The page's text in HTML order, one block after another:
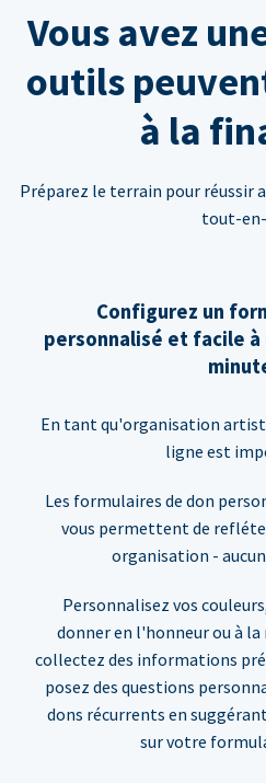
Vous avez
outils
à la
Préparez le terrain pour réussir
tout-
Configurez un
personnalisé et facile
En tant qu'organisation
ligne est
Les formulaires de don
vous permettent de
organisation -
Personnalisez vos
donner en l'honneur ou à
collectez des informations
posez des questions
dons récurrents en
sur votre